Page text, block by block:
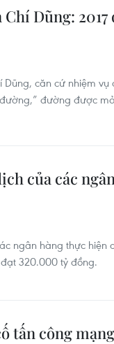
Dũng:
Dũng, căn cứ nhiệm
đường được
của các
ngân hàng thực hiện
320.000 tỷ đồng.
tấn công